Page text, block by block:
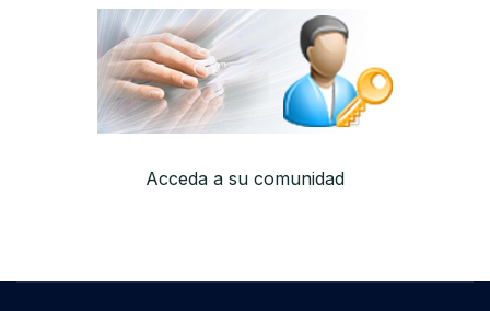
Acceda a su comunidad